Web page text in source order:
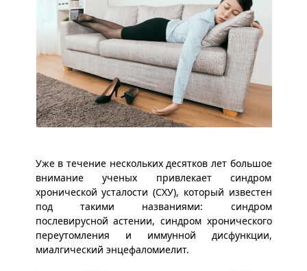
Уже в течение нескольких десятков лет большое
внимание ученых привлекает синдром
хронической усталости (СХУ), который известен
под такими названиями: синдром
послевирусной астении, синдром хронического
переутомления и иммунной дисфункции,
миалгический энцефаломиелит.